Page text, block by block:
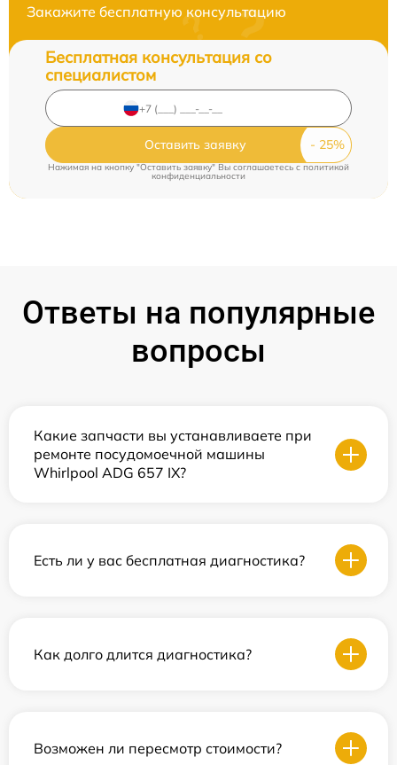
Закажите бесплатную консультацию
Бесплатная консультация со
специалистом
Оставить заявку
Нажимая на кнопку "Оставить заявку" Вы соглашаетесь c политикой
конфиденциальности
Ответы на популярные
вопросы
Какие запчасти вы устанавливаете при
ремонте посудомоечной машины
Whirlpool ADG 657 IX?
Есть ли у вас бесплатная диагностика?
Как долго длится диагностика?
Возможен ли пересмотр стоимости?